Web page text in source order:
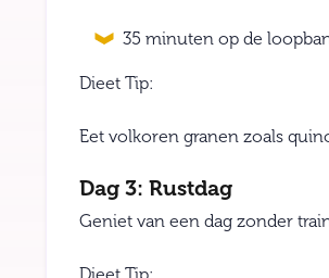
35 minuten op de
Dieet Tip:
Eet volkoren granen zoals
Dag 3: Rustdag
Geniet van een dag zonder